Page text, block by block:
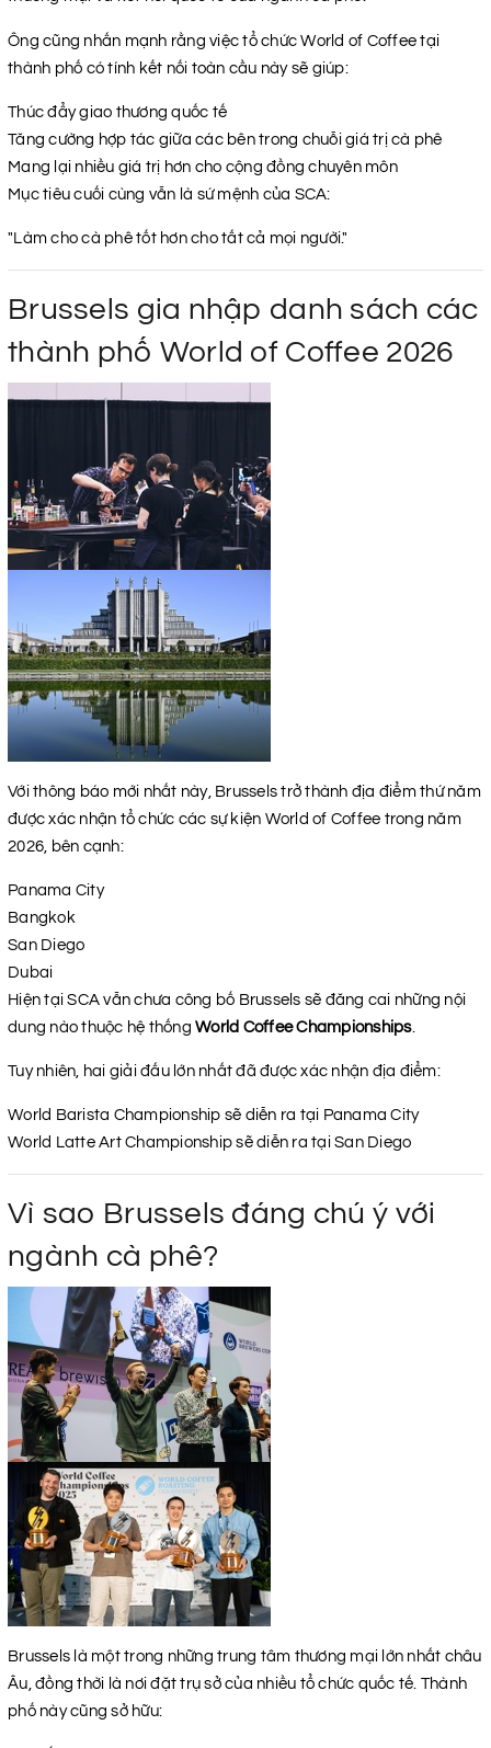
Ông cũng nhấn mạnh rằng việc tổ chức World of Coffee tại
thành phố có tính kết nối toàn cầu này sẽ giúp:
Thúc đẩy giao thương quốc tế
Tăng cường hợp tác giữa các bên trong chuỗi giá trị cà phê
Mang lại nhiều giá trị hơn cho cộng đồng chuyên môn
Mục tiêu cuối cùng vẫn là sứ mệnh của SCA:
"Làm cho cà phê tốt hơn cho tất cả mọi người."
Brussels gia nhập danh sách các
thành phố World of Coffee 2026
Với thông báo mới nhất này, Brussels trở thành địa điểm thứ năm
được xác nhận tổ chức các sự kiện World of Coffee trong năm
2026, bên cạnh:
Panama City
Bangkok
San Diego
Dubai
Hiện tại SCA vẫn chưa công bố Brussels sẽ đăng cai những nội
dung nào thuộc hệ thống World Coffee Championships.
Tuy nhiên, hai giải đấu lớn nhất đã được xác nhận địa điểm:
World Barista Championship sẽ diễn ra tại Panama City
World Latte Art Championship sẽ diễn ra tại San Diego
Vì sao Brussels đáng chú ý với
ngành cà phê?
Brussels là một trong những trung tâm thương mại lớn nhất châu
Âu, đồng thời là nơi đặt trụ sở của nhiều tổ chức quốc tế. Thành
phố này cũng sở hữu: